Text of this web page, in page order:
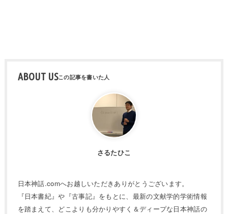
ABOUT US
さるたひこ
日本神話.comへお越しいただきありがとうございます。
『日本書紀』や『古事記』をもとに、最新の文献学的学術情報
を踏まえて、どこよりも分かりやすく＆ディープな日本神話の